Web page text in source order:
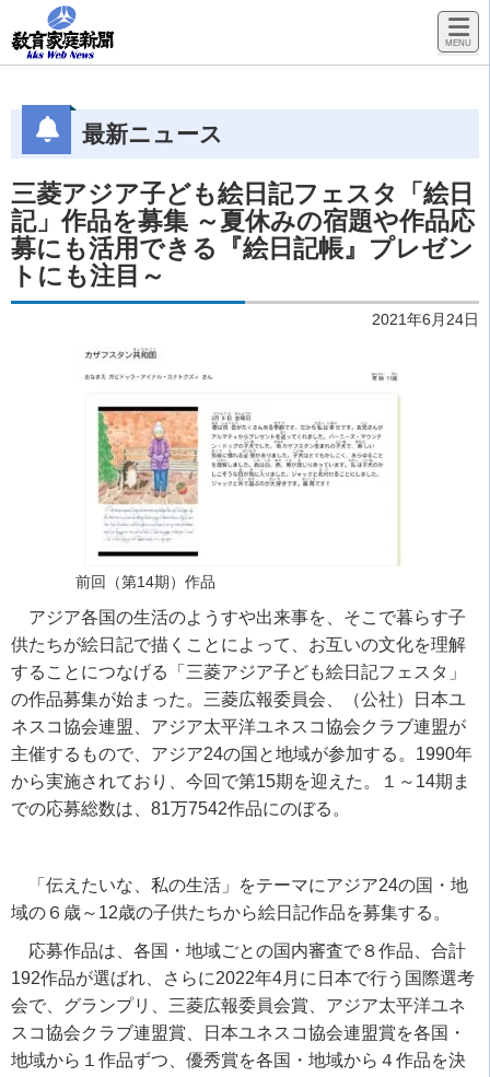
最新ニュース
三菱アジア子ども絵日記フェスタ「絵日
記」作品を募集 ～夏休みの宿題や作品応
募にも活用できる『絵日記帳』プレゼン
トにも注目～
2021年6月24日
前回（第14期）作品
アジア各国の生活のようすや出来事を、そこで暮らす子
供たちが絵日記で描くことによって、お互いの文化を理解
することにつなげる「三菱アジア子ども絵日記フェスタ」
の作品募集が始まった。三菱広報委員会、（公社）日本ユ
ネスコ協会連盟、アジア太平洋ユネスコ協会クラブ連盟が
主催するもので、アジア24の国と地域が参加する。 1990年
から実施されており、今回で第15期を迎えた。１～ 14期ま
での応募総数は、 81万7542作品にのぼる。
「伝えたいな、私の生活」をテーマにアジア24の国・地
域の６歳～ 12歳の子供たちから絵日記作品を募集する。
応募作品は、各国・地域ごとの国内審査で８作品、合計
192作品が選ばれ、さらに2022年4月に日本で行う国際選考
会で、グランプリ、三菱広報委員会賞、アジア太平洋ユネ
スコ協会クラブ連盟賞、日本ユネスコ協会連盟賞を各国・
地域から１作品ずつ、優秀賞を各国・地域から４作品を決